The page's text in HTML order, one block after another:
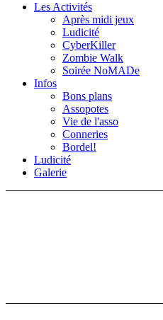
Les Activités
Après midi jeux
Ludicité
CyberKiller
Zombie Walk
Soirée NoMADe
Infos
Bons plans
Assopotes
Vie de l'asso
Conneries
Bordel!
Ludicité
Galerie